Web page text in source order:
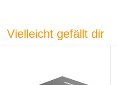
Vielleicht gefällt dir